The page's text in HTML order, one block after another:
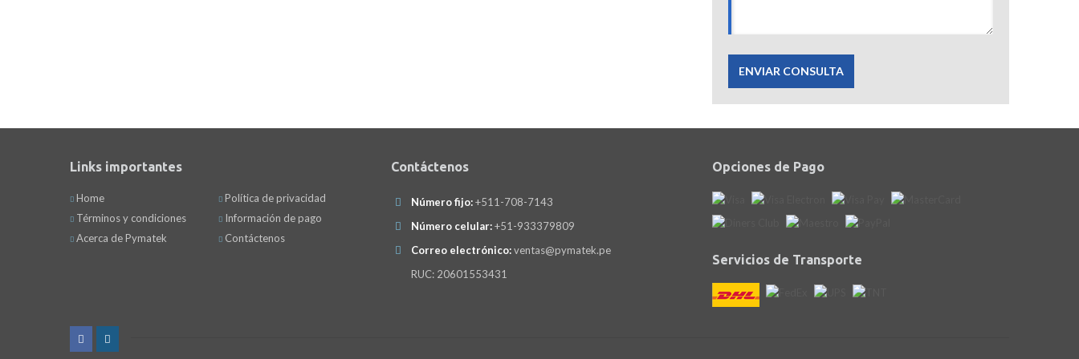
ENVIAR CONSULTA
Links importantes
Home
Política de privacidad
Términos y condiciones
Información de pago
Acerca de Pymatek
Contáctenos
Contáctenos
Número fijo:+511-708-7143
Número celular:+51-933379809
Correo electrónico:ventas@pymatek.pe
RUC: 20601553431
Opciones de Pago
Servicios de Transporte